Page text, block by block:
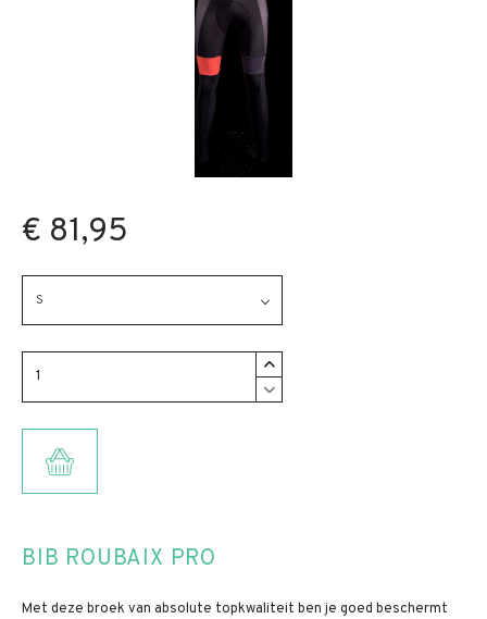
€ 81,95
S
BIB ROUBAIX PRO
Met deze broek van absolute topkwaliteit ben je goed beschermt